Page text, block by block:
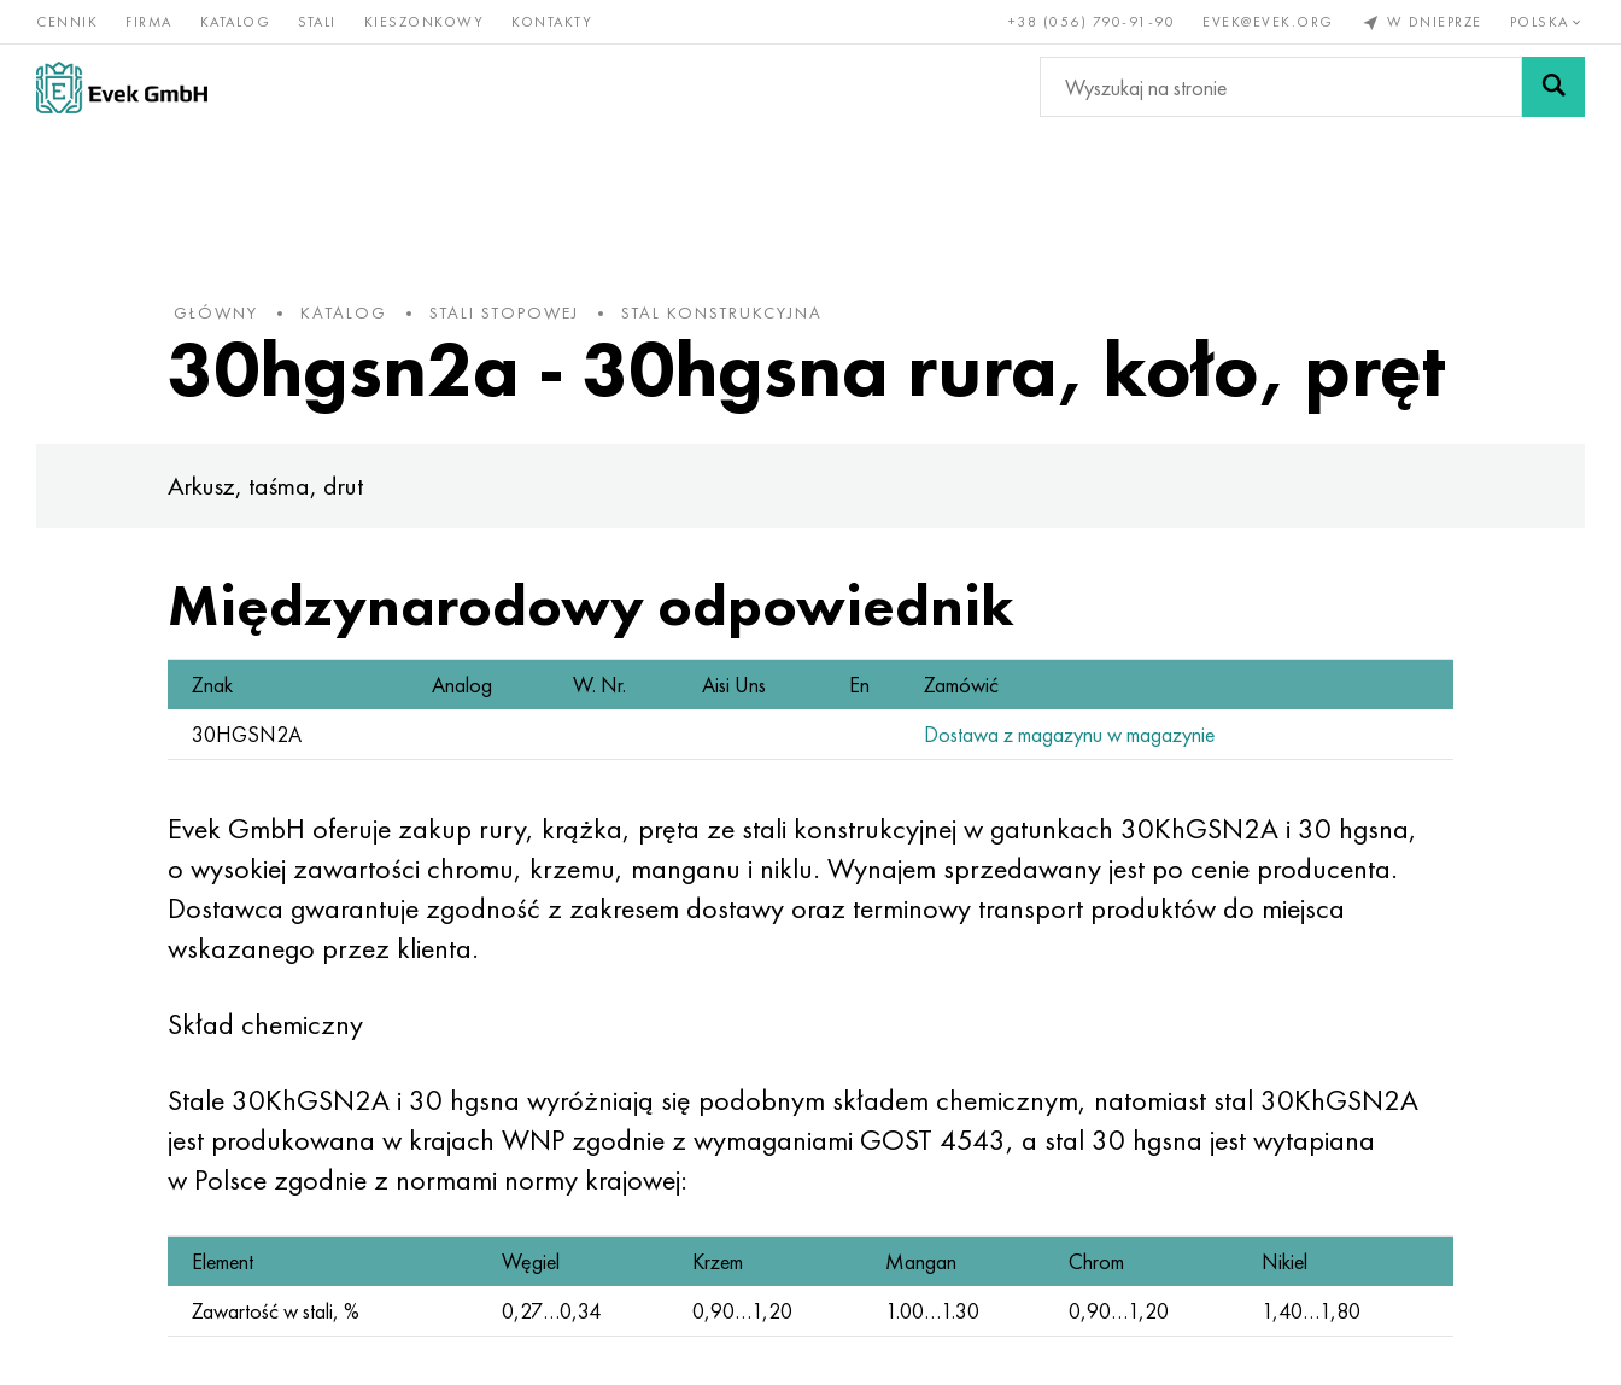
CENNIK FIRMA KATALOG STALI KIESZONKOWY KONTAKTY +38 (056) 790-91-90 EVEK@EVEK.ORG W DNIEPRZE POLSKA
Stopy
niklu
Stal Rzadkie i Brąz, miedź, Metale
nieżelazne
Stali Siatki i
GŁÓWNY KATALOG STALI STOPOWEJ STAL KONSTRUKCYJNA
30hgsn2a - 30hgsna rura, koło, pręt
Arkusz, taśma, drut
Międzynarodowy odpowiednik
Znak Analog W. Nr. Aisi Uns En
Zamówić
30HGSN2A
Dostawa z magazynu w magazynie
Evek GmbH oferuje zakup rury, krążka, pręta ze stali konstrukcyjnej w gatunkach 30KhGSN2A i 30 hgsna,
o wysokiej zawartości chromu, krzemu, manganu i niklu. Wynajem sprzedawany jest po cenie producenta.
Dostawca gwarantuje zgodność z zakresem dostawy oraz terminowy transport produktów do miejsca
wskazanego przez klienta.
Skład chemiczny
Stale 30KhGSN2A i 30 hgsna wyróżniają się podobnym składem chemicznym, natomiast stal 30KhGSN2A
jest produkowana w krajach WNP zgodnie z wymaganiami GOST 4543, a stal 30 hgsna jest wytapiana
w Polsce zgodnie z normami normy krajowej:
Element Węgiel Krzem Mangan Chrom
Nikiel
Zawartość w stali, %
0,27…0,34 0,90…1,20 1.00…1.30 0,90…1,20 1,40…1,80